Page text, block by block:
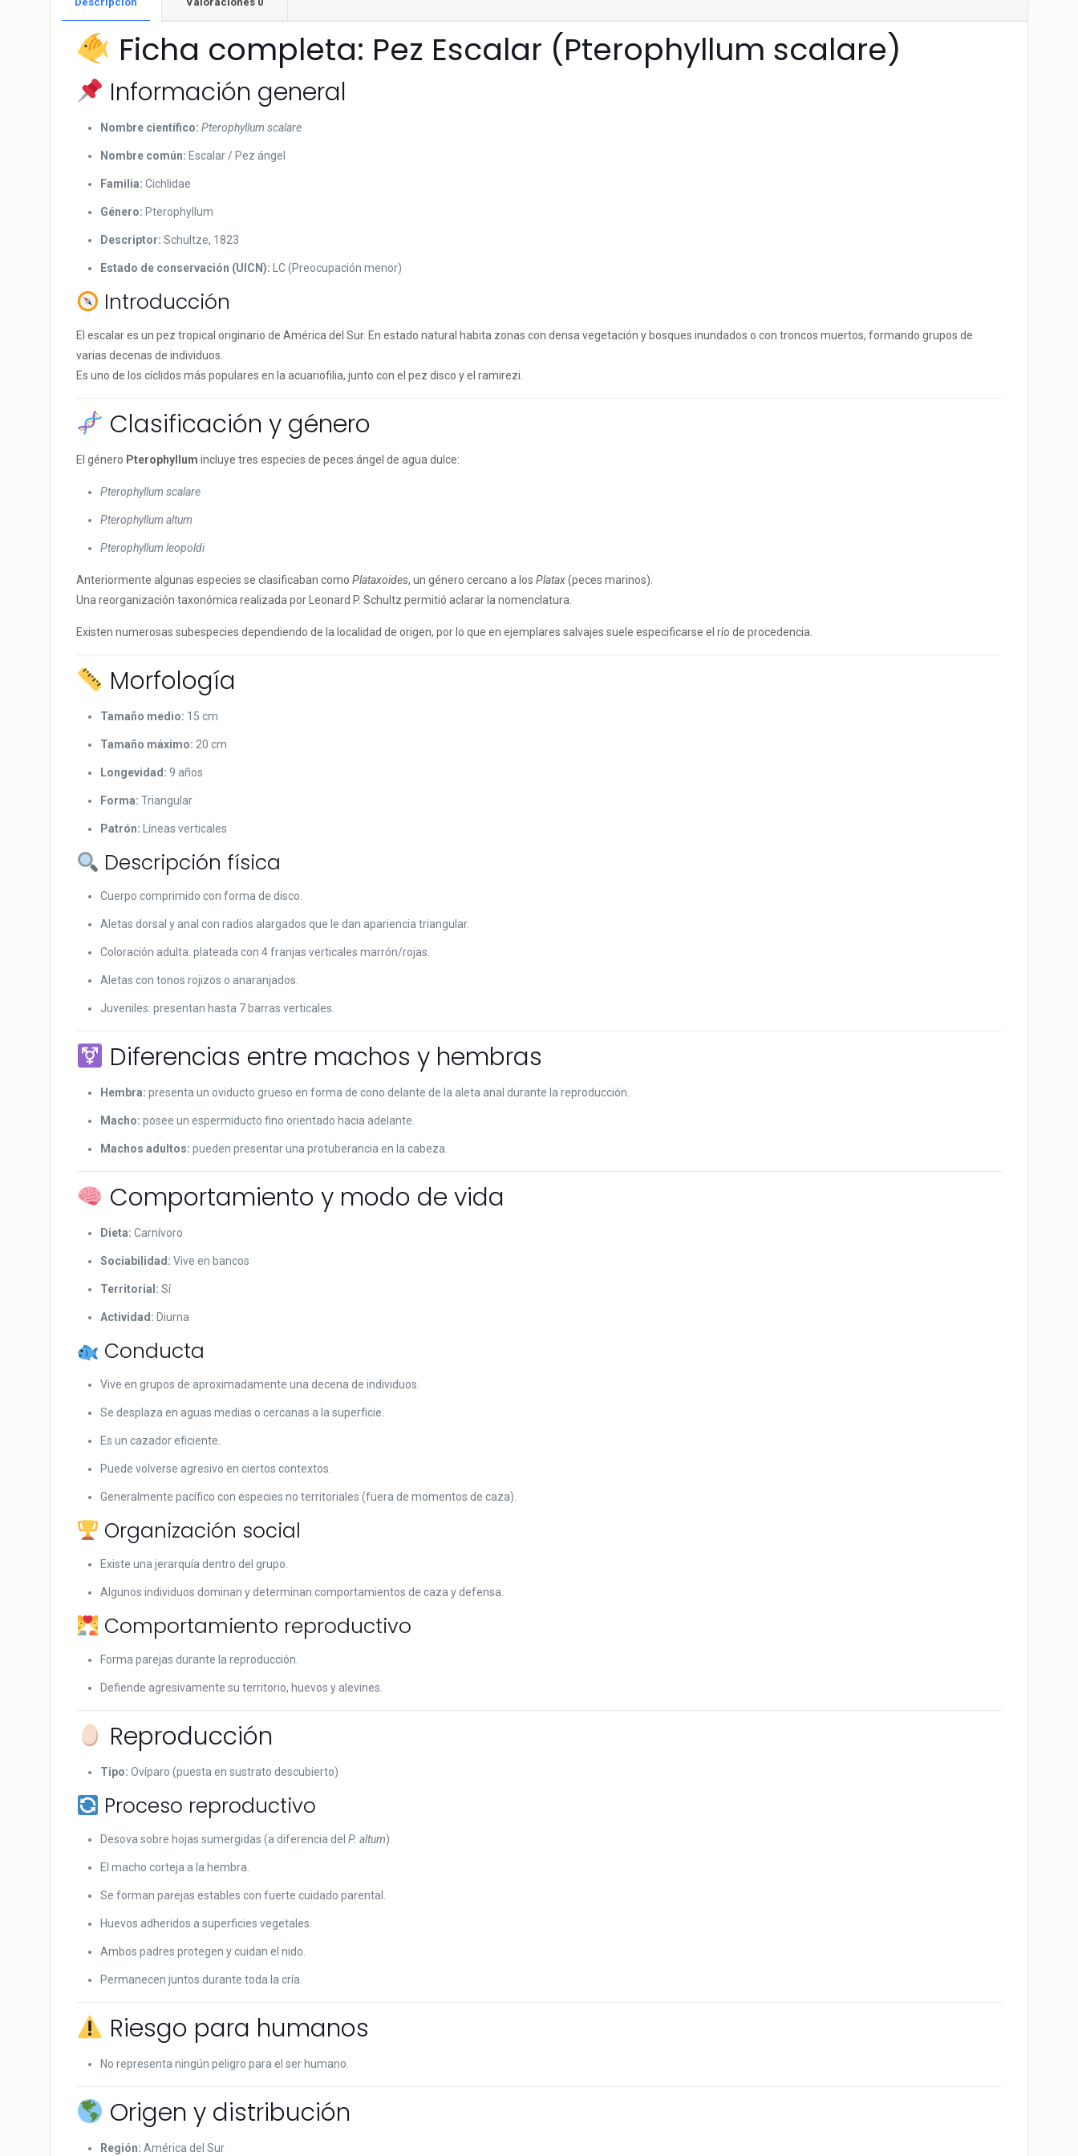
Ficha completa: Pez Escalar (Pterophyllum scalare)
Información general
Nombre científico: Pterophyllum scalare
Nombre común: Escalar / Pez ángel
Familia: Cichlidae
Género: Pterophyllum
Descriptor: Schultze, 1823
Estado de conservación (UICN): LC (Preocupación menor)
Introducción
El escalar es un pez tropical originario de América del Sur. En estado natural habita zonas con densa vegetación y bosques inundados o con troncos muertos, formando grupos de
varias decenas de individuos.
Es uno de los cíclidos más populares en la acuariofilia, junto con el pez disco y el ramirezi.
Clasificación y género
El género Pterophyllum incluye tres especies de peces ángel de agua dulce:
Pterophyllum scalare
Pterophyllum altum
Pterophyllum leopoldi
Anteriormente algunas especies se clasificaban como Plataxoides, un género cercano a los Platax(peces marinos).
Una reorganización taxonómica realizada por Leonard P. Schultz permitió aclarar la nomenclatura.
Existen numerosas subespecies dependiendo de la localidad de origen, por lo que en ejemplares salvajes suele especificarse el río de procedencia.
Morfología
Tamaño medio: 15 cm
Tamaño máximo: 20 cm
Longevidad: 9 años
Forma: Triangular
Patrón: Líneas verticales
Descripción física
Cuerpo comprimido con forma de disco.
Aletas dorsal y anal con radios alargados que le dan apariencia triangular.
Coloración adulta: plateada con 4 franjas verticales marrón/rojas.
Aletas con tonos rojizos o anaranjados.
Juveniles: presentan hasta 7 barras verticales.
Diferencias entre machos y hembras
Hembra: presenta un oviducto grueso en forma de cono delante de la aleta anal durante la reproducción.
Macho: posee un espermiducto fino orientado hacia adelante.
Machos adultos: pueden presentar una protuberancia en la cabeza.
Comportamiento y modo de vida
Dieta: Carnívoro
Sociabilidad: Vive en bancos
Territorial: Sí
Actividad: Diurna
Conducta
Vive en grupos de aproximadamente una decena de individuos.
Se desplaza en aguas medias o cercanas a la superficie.
Es un cazador eficiente.
Puede volverse agresivo en ciertos contextos.
Generalmente pacífico con especies no territoriales (fuera de momentos de caza).
Organización social
Existe una jerarquía dentro del grupo.
Algunos individuos dominan y determinan comportamientos de caza y defensa.
Comportamiento reproductivo
Forma parejas durante la reproducción.
Defiende agresivamente su territorio, huevos y alevines.
Reproducción
Tipo: Ovíparo (puesta en sustrato descubierto)
Proceso reproductivo
Desova sobre hojas sumergidas (a diferencia del P. altum).
El macho corteja a la hembra.
Se forman parejas estables con fuerte cuidado parental.
Huevos adheridos a superficies vegetales.
Ambos padres protegen y cuidan el nido.
Permanecen juntos durante toda la cría.
Riesgo para humanos
No representa ningún peligro para el ser humano.
Origen y distribución
Región: América del Sur